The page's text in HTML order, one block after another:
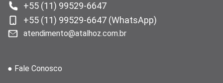
+55 (11) 99529-6647
+55 (11) 99529-6647 (WhatsApp)
atendimento@atalhoz.com.br
● Fale Conosco